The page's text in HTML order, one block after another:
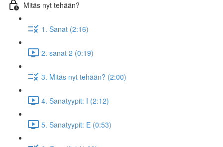
Mitäs nyt tehään?
1. Sanat (2:16)
2. sanat 2 (0:19)
3. Mitäs nyt tehään? (2:00)
4. Sanatyypit: I (2:12)
5. Sanatyypit: E (0:53)